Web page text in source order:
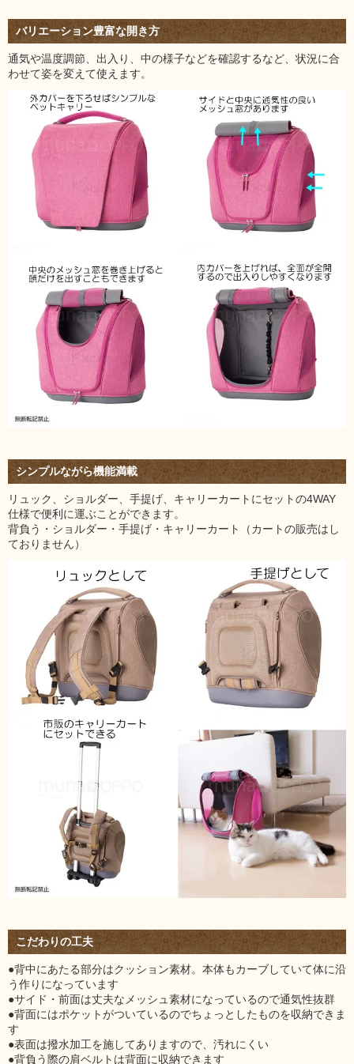
バリエーション豊富な開き方
通気や温度調節、出入り、中の様子などを確認するなど、状況に合
わせて姿を変えて使えます。
シンプルながら機能満載
リュック、ショルダー、手提げ、キャリーカートにセットの4WAY
仕様で便利に運ぶことができます。
背負う・ショルダー・手提げ・キャリーカート（カートの販売はし
ておりません）
こだわりの工夫
●背中にあたる部分はクッション素材。本体もカーブしていて体に沿
う作りになっています
●サイド・前面は丈夫なメッシュ素材になっているので通気性抜群
●背面にはポケットがついているのでちょっとしたものを収納できま
す
●表面は撥水加工を施してありますので、汚れにくい
●背負う際の肩ベルトは背面に収納できます